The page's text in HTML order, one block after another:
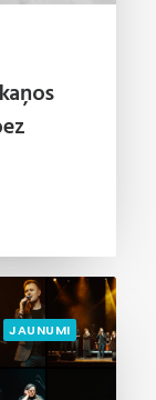
JAUNUMI